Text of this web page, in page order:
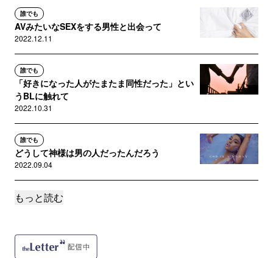
誰でも
AVみたいなSEXをする男性と出会って
2022.12.11
誰でも
「好きになった人がたまたま同性だった」とい
うBLに触れて
2022.10.31
誰でも
どうして神様は男の人だったんだろう
2022.09.04
誰でも
誰でも
もっと読む